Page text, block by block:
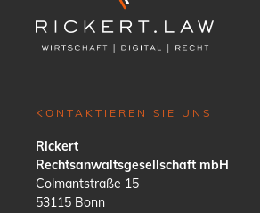
KONTAKTIEREN SIE UNS
Rickert
Rechtsanwaltsgesellschaft mbH
Colmantstraße 15
53115 Bonn